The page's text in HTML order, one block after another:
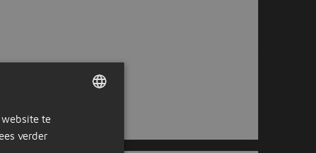
Operator
te
verder